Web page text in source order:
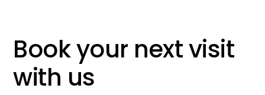
Book your next visit
with us